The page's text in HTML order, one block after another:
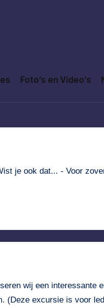
Foto’s en Video’s
je ook dat... - Voor
wij een interessante
(Deze excursie is voor